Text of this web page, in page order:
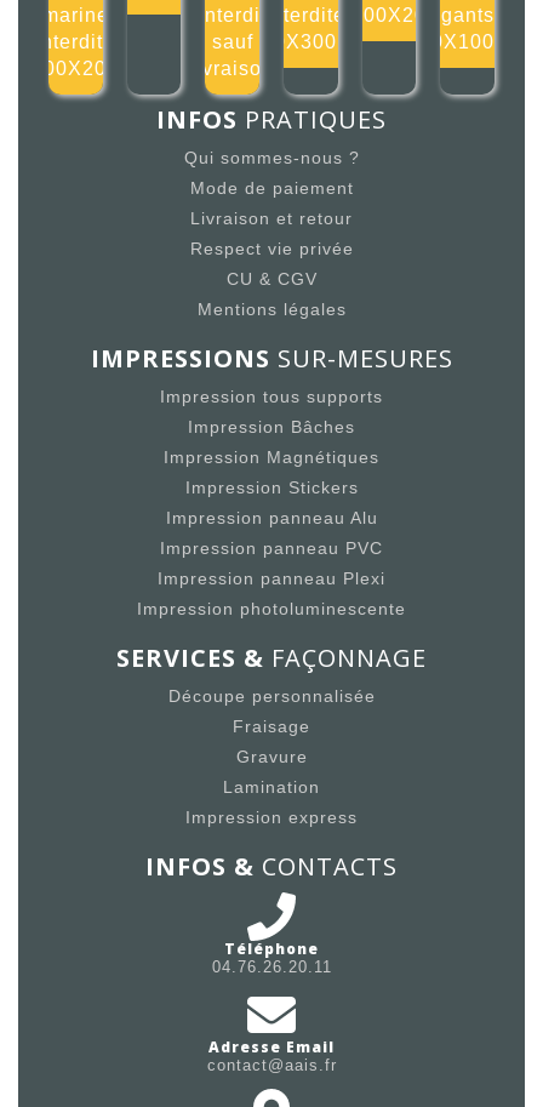
marine
interdite
200X200
interdit
sauf
livraison
interdites
300X300mm
200X20
gants
100X100mm
INFOS PRATIQUES
Qui sommes-nous ?
Mode de paiement
Livraison et retour
Respect vie privée
CU & CGV
Mentions légales
IMPRESSIONS SUR-MESURES
Impression tous supports
Impression Bâches
Impression Magnétiques
Impression Stickers
Impression panneau Alu
Impression panneau PVC
Impression panneau Plexi
Impression photoluminescente
SERVICES & FAÇONNAGE
Découpe personnalisée
Fraisage
Gravure
Lamination
Impression express
INFOS & CONTACTS
Téléphone
04.76.26.20.11
Adresse Email
contact@aais.fr